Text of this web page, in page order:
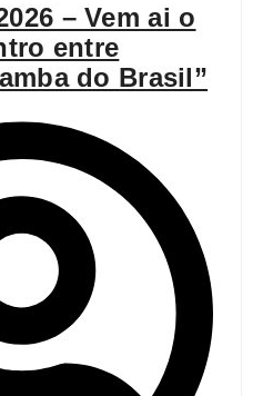
– Vem ai o
entre
do Brasil”